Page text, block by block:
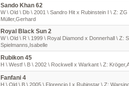
Sando Khan 62
W \ Old \ Db \ 2001 \ Sandro Hit x Rubinstein I \ Z:
Müller,Gerhard
Royal Black Sun 2
W \ Old \ R \ 1999 \ Royal Diamond x Donnerhall \ Z:
Spielmanns,Isabelle
Rubikon 45
H \ Westf \ B \ 2002 \ Rockwell x Warkant \ Z:
Fanfani 4
H \ Old \ B \ 2005 \ Florencio I x Rubinstar \ Z: